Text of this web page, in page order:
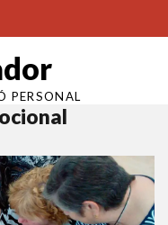
PERSONAL